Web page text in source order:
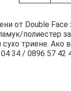
от Double
полиестер
сухо триене.
34 / 0896 57 42